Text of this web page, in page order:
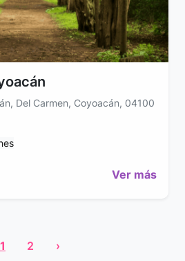
Del Carmen, Coyoacán, 04100
Ver más
1 2 ›